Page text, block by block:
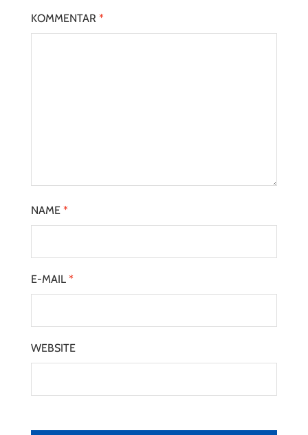
KOMMENTAR *
NAME *
E-MAIL *
WEBSITE